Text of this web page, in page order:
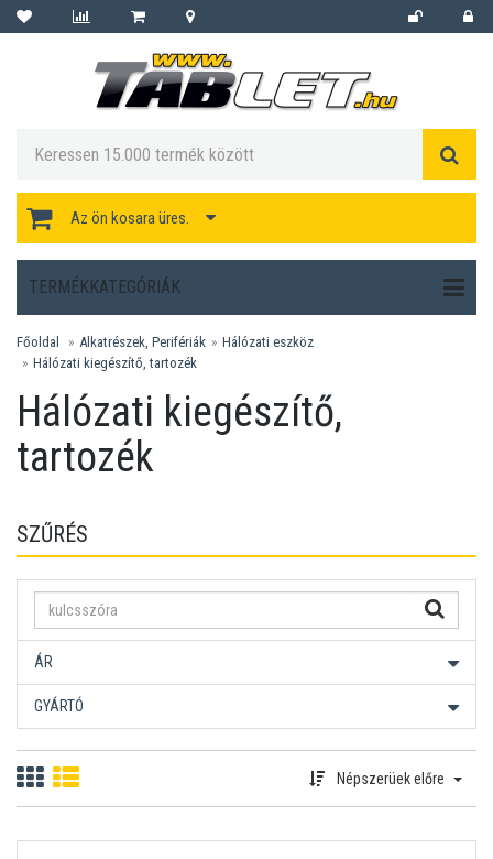
Az ön kosara üres.
TERMÉKKATEGÓRIÁK
Főoldal Alkatrészek, Perifériák
Hálózati eszköz
Hálózati kiegészítő, tartozék
Hálózati kiegészítő,
tartozék
SZŰRÉS
ÁR
GYÁRTÓ
Népszerüek előre